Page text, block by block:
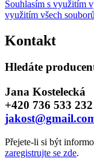
Souhlasím s využitím
využitím všech
Kontakt
Hledáte
Jana Kostelecká
+420 736 533 232
Přejete-li si být
zaregistrujte se zde.